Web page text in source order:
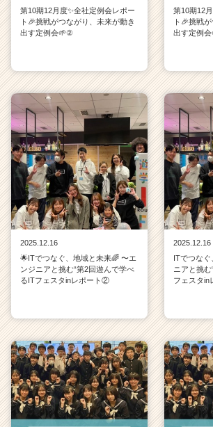
第10期12月度✨全社定例会レポー
ト🎉挑戦がつながり、未来が動き
出す定例会🌱②
第10期12
ト🎉挑戦
出す定例
2025.12.16
🌟ITでつなぐ、地域と未来🌈 〜エ
ンジニアと挑む“第2回遊んで学べ
るITフェスタinレポート②
2025.12.16
ITでつなぐ
ニアと挑
フェスタ